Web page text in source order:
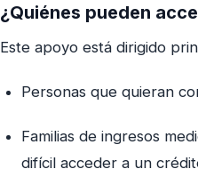
¿Quiénes pueden
Este apoyo está dirigido
Personas que quieran
Familias de ingresos
difícil acceder a un